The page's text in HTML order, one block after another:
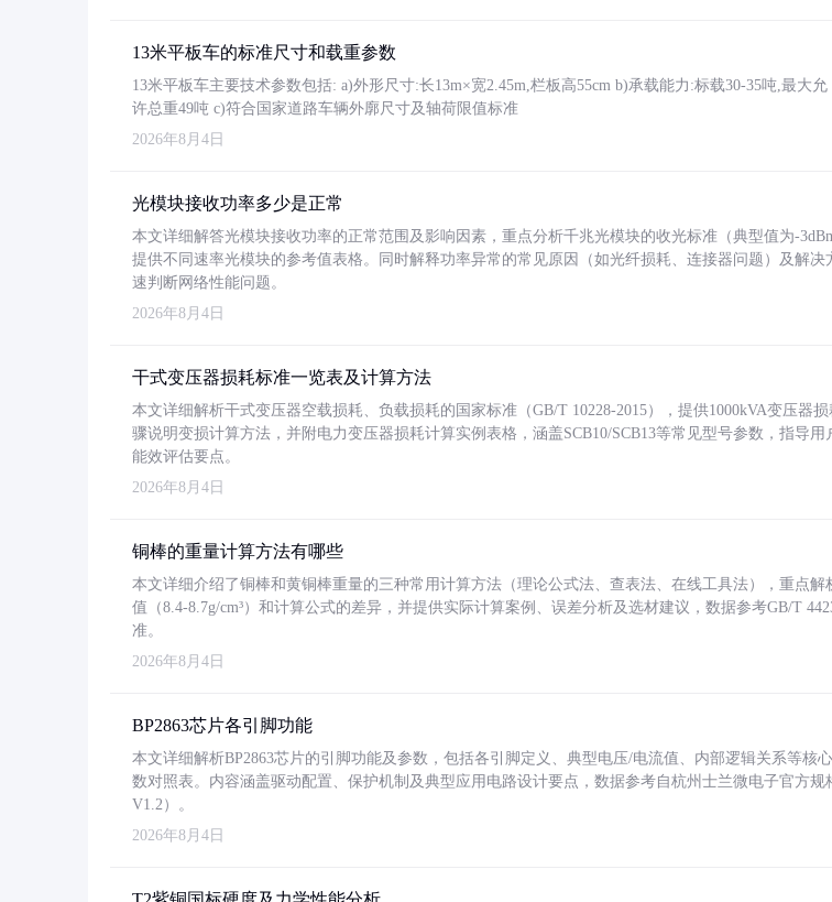
13米平板车的标准尺寸和载重参数
13米平板车主要技术参数包括: a)外形尺寸:长13m×宽2.45m,栏板高55cm b)承载能力:标载30-35吨,最大允
许总重49吨 c)符合国家道路车辆外廓尺寸及轴荷限值标准
2026年8月4日
光模块接收功率多少是正常
本文详细解答光模块接收功率的正常范围及影响因素，重点分析千兆光模块的收光标准（典型值为-
提供不同速率光模块的参考值表格。同时解释功率异常的常见原因（如光纤损耗、连接器问题）及解决
速判断网络性能问题。
2026年8月4日
干式变压器损耗标准一览表及计算方法
本文详细解析干式变压器空载损耗、负载损耗的国家标准（GB/T 10228-2015），提供1000kVA变压器
骤说明变损计算方法，并附电力变压器损耗计算实例表格，涵盖SCB10/SCB13等常见型号参数，指导用
能效评估要点。
2026年8月4日
铜棒的重量计算方法有哪些
本文详细介绍了铜棒和黄铜棒重量的三种常用计算方法（理论公式法、查表法、在线工具法），重点解
值（8.4-8.7g/cm³）和计算公式的差异，并提供实际计算案例、误差分析及选材建议，数据参考GB/T
准。
2026年8月4日
BP2863芯片各引脚功能
本文详细解析BP2863芯片的引脚功能及参数，包括各引脚定义、典型电压/电流值、内部逻辑关系等核
数对照表。内容涵盖驱动配置、保护机制及典型应用电路设计要点，数据参考自杭州士兰微电子官方规
V1.2）。
2026年8月4日